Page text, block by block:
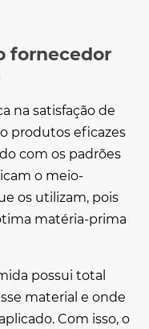
fornecedor
na satisfação de
produtos eficazes
com os padrões
o meio-
os utilizam, pois
matéria-prima
possui total
material e onde
Com isso, o